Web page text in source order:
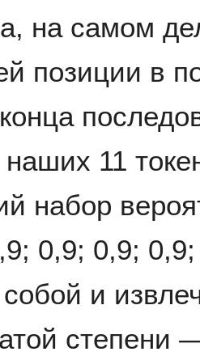
на самом
позиции в
наших 11
набор
0,9; 0,9;
и
степени